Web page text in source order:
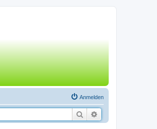
Anmelden
Suche